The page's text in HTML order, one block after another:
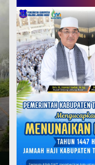
Satpol
Kamis, 6 Agu 2026 -
TANJABBAR,
ajang OPD